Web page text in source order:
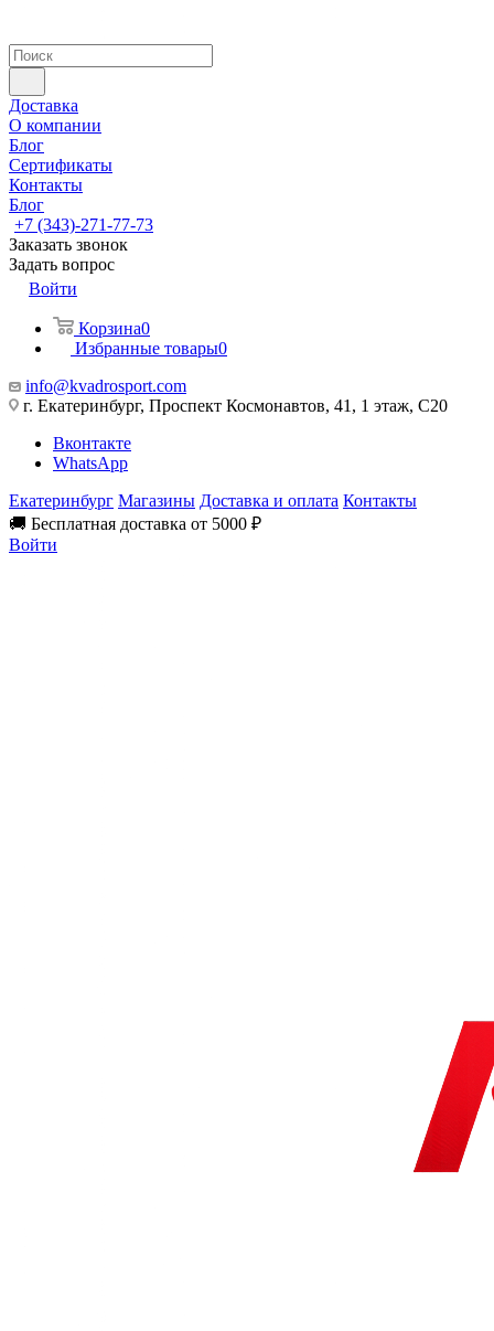
Доставка
О компании
Блог
Сертификаты
Контакты
Блог
+7 (343)-271-77-73
Заказать звонок
Задать вопрос
Войти
Корзина0
Избранные товары0
info@kvadrosport.com
г. Екатеринбург, Проспект Космонавтов, 41, 1 этаж, С20
Вконтакте
WhatsApp
Екатеринбург Магазины Доставка и оплата Контакты
🚚 Бесплатная доставка от 5000 ₽
Войти